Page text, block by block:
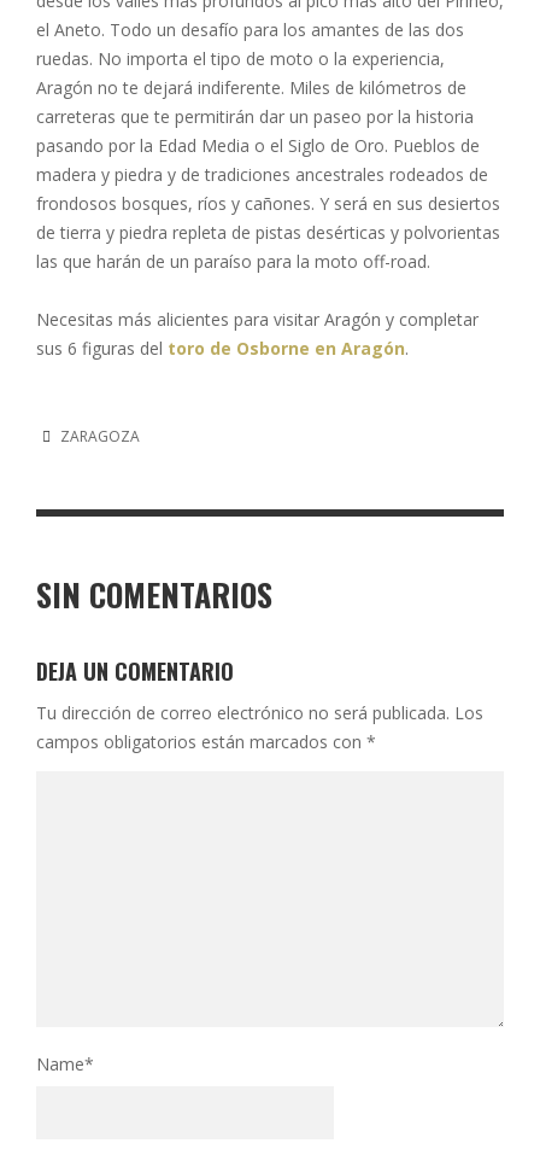
el Aneto. Todo un desafío para los amantes de las dos
ruedas. No importa el tipo de moto o la experiencia,
Aragón no te dejará indiferente. Miles de kilómetros de
carreteras que te permitirán dar un paseo por la historia
pasando por la Edad Media o el Siglo de Oro. Pueblos de
madera y piedra y de tradiciones ancestrales rodeados de
frondosos bosques, ríos y cañones. Y será en sus desiertos
de tierra y piedra repleta de pistas desérticas y polvorientas
las que harán de un paraíso para la moto off-road.
Necesitas más alicientes para visitar Aragón y completar
sus 6 figuras del toro de Osborne en Aragón.
ZARAGOZA
SIN COMENTARIOS
DEJA UN COMENTARIO
Tu dirección de correo electrónico no será publicada. Los
campos obligatorios están marcados con *
Name*